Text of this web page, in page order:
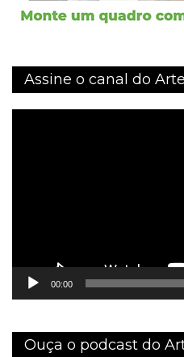
Assine o canal do
00:00
Ouça o podcast do